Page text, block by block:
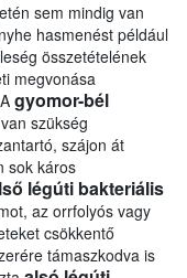
sem mindig van
hasmenést például
összetételének
megvonása
gyomor-bél
szükség
szájon át
sok káros
légúti bakteriális
az orrfolyós vagy
csökkentő
támaszkodva is